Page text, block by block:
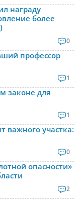
награду
более
0
профессор
1
законе для
1
важного участка:
0
опасности»
2